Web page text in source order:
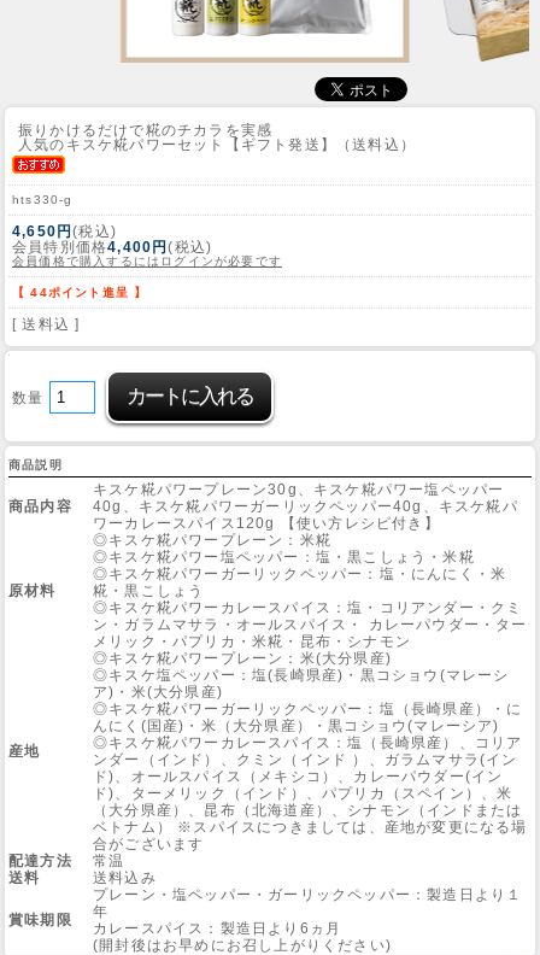
Site
振りかけるだけで糀のチカラを実感
人気のキスケ糀パワーセット【ギフト発送】（送料込）
hts330-g
4,650円(税込)
会員特別価格4,400円(税込)
会員価格で購入するにはログインが必要です
【 44ポイント進呈 】
[ 送料込 ]
数量
商品説明
商品内容
キスケ糀パワープレーン30g、キスケ糀パワー塩ペッパー
40g、キスケ糀パワーガーリックペッパー40g、キスケ糀パ
ワーカレースパイス120g 【使い方レシピ付き】
原材料
◎キスケ糀パワープレーン：米糀
◎キスケ糀パワー塩ペッパー：塩・黒こしょう・米糀
◎キスケ糀パワーガーリックペッパー：塩・にんにく・米
糀・黒こしょう
◎キスケ糀パワーカレースパイス：塩・コリアンダー・クミ
ン・ガラムマサラ・オールスパイス・ カレーパウダー・ター
メリック・パプリカ・米糀・昆布・シナモン
産地
◎キスケ糀パワープレーン：米(大分県産)
◎キスケ塩ペッパー：塩(長崎県産)・黒コショウ(マレーシ
ア)・米(大分県産)
◎キスケ糀パワーガーリックペッパー：塩（長崎県産）・に
んにく(国産)・米（大分県産）・黒コショウ(マレーシア)
◎キスケ糀パワーカレースパイス：塩（長崎県産）、コリア
ンダー（インド）、クミン（インド ）、ガラムマサラ(イン
ド)、オールスパイス（メキシコ）、カレーパウダー(イン
ド)、ターメリック（インド）、パプリカ（スペイン）、米
（大分県産）、昆布（北海道産）、シナモン（インドまたは
ベトナム） ※スパイスにつきましては、産地が変更になる場
合がございます
配達方法
常温
送料
送料込み
賞味期限
プレーン・塩ペッパー・ガーリックペッパー：製造日より１
年
カレースパイス：製造日より6ヵ月
(開封後はお早めにお召し上がりください)